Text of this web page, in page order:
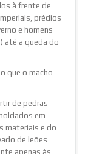
à frente de
prédios
e homens
até a queda do
que o macho
de pedras
em
materiais e do
de leões
apenas às